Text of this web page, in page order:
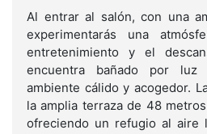
Al entrar al salón, con una
experimentarás una
entretenimiento y el
encuentra bañado por luz
ambiente cálido y acogedor.
la amplia terraza de 48
ofreciendo un refugio al aire